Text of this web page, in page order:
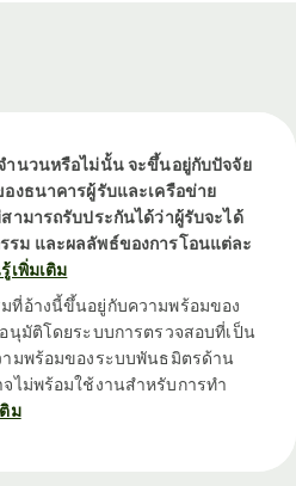
ำนวนหรือไม่นั้น จะขึ้นอยู่กับปัจจัย
งธนาคารผู้รับและเครือข่าย
ามารถรับประกันได้ว่าผู้รับจะได้
รม และผลลัพธ์ของการโอนแต่ละ
เพิ่มเติม
ที่อ้างนี้ขึ้นอยู่กับความพร้อมของ
นุมัติโดยระบบการตรวจสอบที่เป็น
มพร้อมของระบบพันธมิตรด้าน
ไม่พร้อมใช้งานสำหรับการทำ
ม